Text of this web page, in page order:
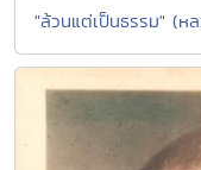
"ล้วนแต่เป็นธรรม" (ห